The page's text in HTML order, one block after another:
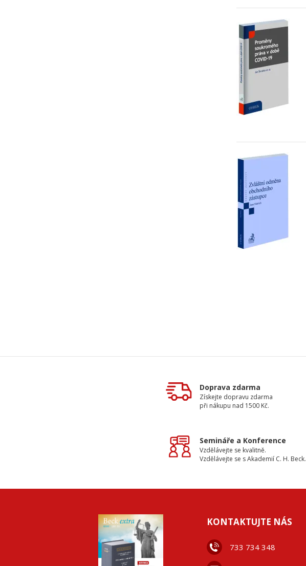
Doprava zdarma
Získejte dopravu zdarma
při nákupu nad 1500 Kč.
Semináře a Konference
Vzdělávejte se kvalitně.
Vzdělávejte se s Akademií C. H. Beck.
KONTAKTUJTE NÁS
733 734 348